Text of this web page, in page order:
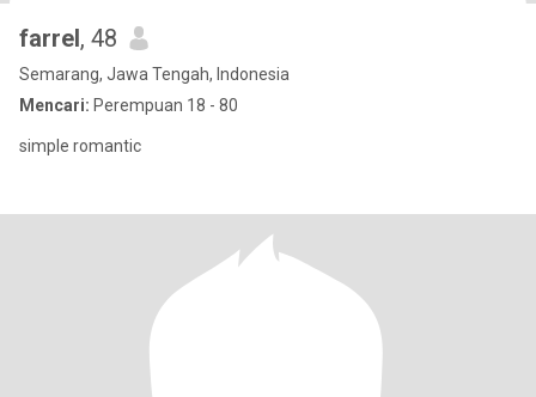
farrel, 48
Semarang, Jawa Tengah, Indonesia
Mencari: Perempuan 18 - 80
simple romantic